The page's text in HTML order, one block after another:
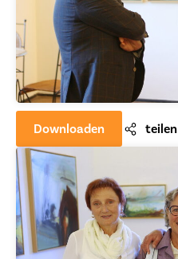
Downloaden teilen